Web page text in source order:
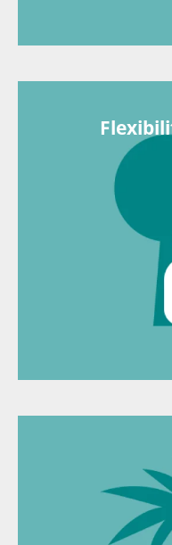
je eventueel
werkuren? Overleg